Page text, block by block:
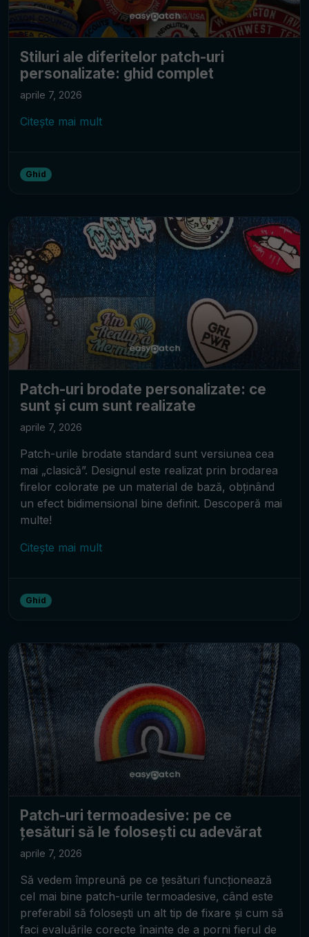
Stiluri ale diferitelor patch-uri
personalizate: ghid complet
aprile 7, 2026
Citește mai mult
Ghid
Patch-uri brodate personalizate: ce
sunt și cum sunt realizate
aprile 7, 2026
Patch-urile brodate standard sunt versiunea cea
mai „clasică”. Designul este realizat prin brodarea
firelor colorate pe un material de bază, obținând
un efect bidimensional bine definit. Descoperă mai
multe!
Citește mai mult
Ghid
Patch-uri termoadesive: pe ce
țesături să le folosești cu adevărat
aprile 7, 2026
Să vedem împreună pe ce țesături funcționează
cel mai bine patch-urile termoadesive, când este
preferabil să folosești un alt tip de fixare și cum să
faci evaluările corecte înainte de a porni fierul de